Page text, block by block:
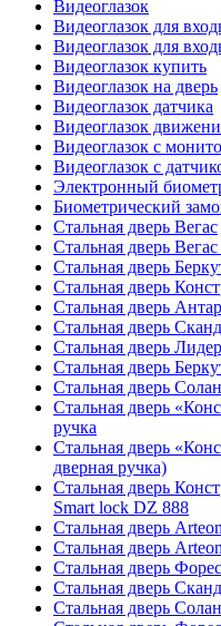
Видеоглазок
Видеоглазок для
Видеоглазок для
Видеоглазок купить
Видеоглазок на дверь
Видеоглазок датчика
Видеоглазок
Видеоглазок с
Видеоглазок с
Электронный
Биометрический
Стальная дверь Вегас
Стальная дверь
Стальная дверь
Стальная дверь
Стальная дверь
Стальная дверь
Стальная дверь Лидер
Стальная дверь
Стальная дверь
Стальная дверь
ручка
Стальная дверь
дверная ручка)
Стальная дверь
Smart lock DZ 888
Стальная дверь
Стальная дверь
Стальная дверь
Стальная дверь
Стальная дверь